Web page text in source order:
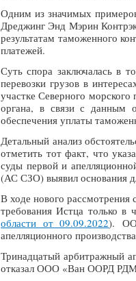
Одним из значимых
Дреджинг Энд Мэрин
результатам таможенного
платежей.
Суть спора заключалась в
перевозки грузов в
участке Северного
органа, в связи с данным
обеспечения уплаты
Детальный анализ
отметить тот факт, что
суды первой и
(АС СЗО) выявил основания
В ходе нового
требования Истца только
области от 09.09.2022).
апелляционного
Тринадцатый арбитражный
отказал ООО «Ван ООРД